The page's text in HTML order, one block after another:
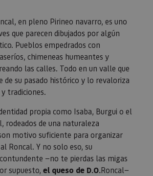
en pleno Pirineo navarro, es uno
que parecen dibujados por algún
Pueblos empedrados con
chimeneas humeantes y
las calles. Todo en un valle que
de su pasado histórico y lo revaloriza
tradiciones.
propia como Isaba, Burgui o el
rodeados de una naturaleza
motivo suficiente para organizar
Roncal. Y no solo eso, su
—no te pierdas las migas
supuesto, el queso de D.O.Roncal—